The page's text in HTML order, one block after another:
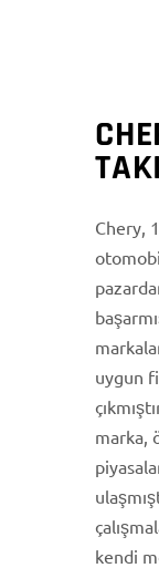
Chery,
uygun
marka,
kendi